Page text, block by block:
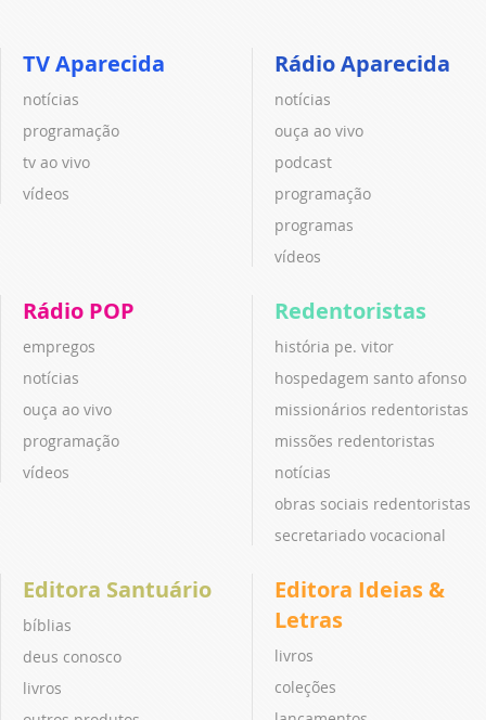
TV Aparecida
notícias
programação
tv ao vivo
vídeos
Rádio Aparecida
notícias
ouça ao vivo
podcast
programação
programas
vídeos
Rádio POP
empregos
notícias
ouça ao vivo
programação
vídeos
Redentoristas
história pe. vitor
hospedagem santo afonso
missionários redentoristas
missões redentoristas
notícias
obras sociais redentoristas
secretariado vocacional
Editora Santuário
bíblias
deus conosco
livros
Editora Ideias &
Letras
livros
coleções